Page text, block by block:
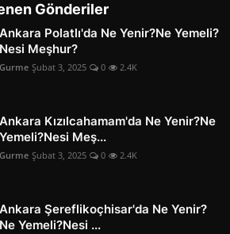
Gönderiler
Ankara Polatlı'da Ne Yenir?Ne Yemeli?
Nesi Meşhur?
Gurme Şubat 3, 2025 0 2.4K
Ankara Kızılcahamam'da Ne Yenir?Ne
Yemeli?Nesi Meş...
Gurme Şubat 3, 2025 0 2.4K
Ankara Şereflikoçhisar'da Ne Yenir?
Ne Yemeli?Nesi ...